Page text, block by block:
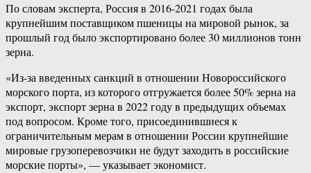
По словам эксперта, Россия в 2016-2021 годах была
крупнейшим поставщиком пшеницы на мировой рынок, за
прошлый год было экспортировано более 30 миллионов тонн
зерна.
«Из-за введенных санкций в отношении Новороссийского
морского порта, из которого отгружается более 50% зерна на
экспорт, экспорт зерна в 2022 году в предыдущих объемах
под вопросом. Кроме того, присоединившиеся к
ограничительным мерам в отношении России крупнейшие
мировые грузоперевозчики не будут заходить в российские
морские порты», — указывает экономист.